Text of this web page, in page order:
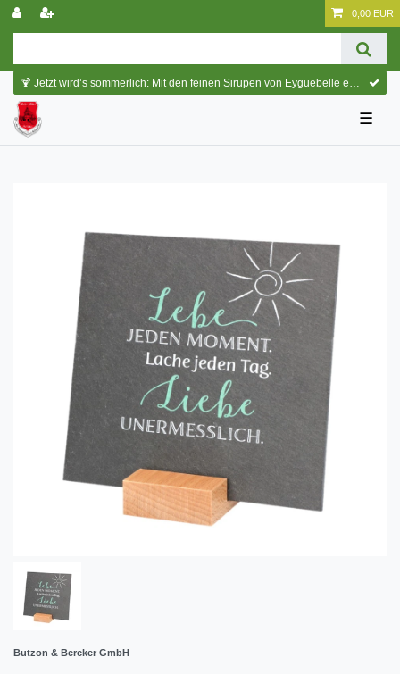
0,00 EUR
🍹 Jetzt wird’s sommerlich: Mit den feinen Sirupen von Eyguebelle entstehen erfrischende Cocktails und köstliche Sommerdrinks.
☰
Butzon & Bercker GmbH